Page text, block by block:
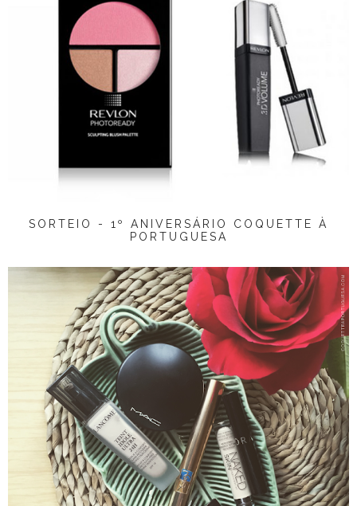
SORTEIO - 1º ANIVERSÁRIO COQUETTE À
PORTUGUESA